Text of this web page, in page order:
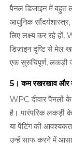
पैनल डिजाइन में
आधुनिक
लिए लक्ष्य कर रहे हों,
डिज़ाइन दृष्टि से मेल
एक सुरुचिपूर्ण, लकड़ी
5। कम रखरखाव और
WPC दीवार पैनलों
है। पारंपरिक लकड़ी
या पेंटिंग की
उन्हें साफ करने में